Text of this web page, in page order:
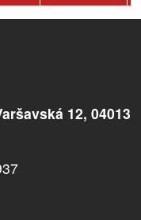
12, 04013